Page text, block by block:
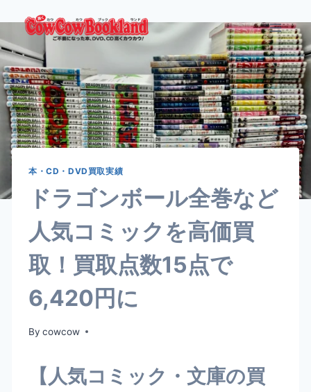
を
ス
キ
ッ
プ
本・CD・DVD買取実績
ドラゴンボール全巻など
人気コミックを高価買
取！買取点数15点で
6,420円に
By cowcow
【人気コミック・文庫の買